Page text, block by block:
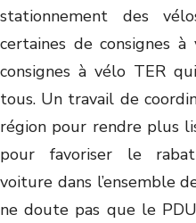
stationnement des
certaines de consignes
consignes à vélo TER
tous. Un travail de
région pour rendre plus
pour favoriser le
voiture dans l’ensemble
ne doute pas que le